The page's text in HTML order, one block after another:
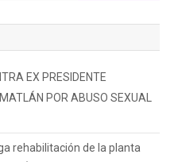
EX PRESIDENTE
POR ABUSO SEXUAL
rehabilitación de la planta